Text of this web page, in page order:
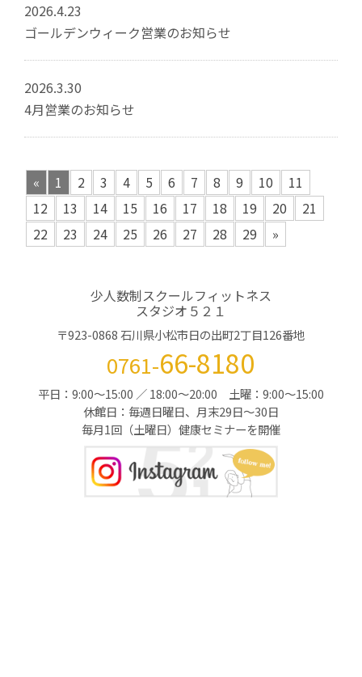
2026.4.23
ゴールデンウィーク営業のお知らせ
2026.3.30
4月営業のお知らせ
« 1 2 3 4 5 6 7 8 9 10
11
12
13 14 15 16 17 18 19 20
21
22
23 24 25 26 27 28 29 »
少人数制スクールフィットネス
スタジオ５２１
〒923-0868 石川県小松市日の出町2丁目126番地
0761-66-8180
平日：9:00～15:00 ／ 18:00～20:00 土曜：9:00～15:00
休館日：毎週日曜日、月末29日～30日
毎月1回（土曜日）健康セミナーを開催